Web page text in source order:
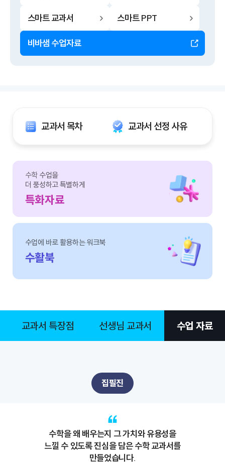
스마트 교과서 스마트 PPT
비바샘 수업자료
교과서 목차 교과서 선정 사유
수학 수업을
더 풍성하고 특별하게
특화자료
수업에 바로 활용하는 워크북
수활북
교과서 특장점 선생님 교과서 수업 자료
집필진
수학을 왜 배우는지 그 가치와 유용성을
느낄 수 있도록 진심을 담은 수학 교과서를
만들었습니다.